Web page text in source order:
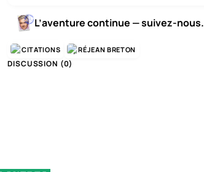
L’aventure continue — suivez-nous.
CITATIONS RÉJEAN BRETON
DISCUSSION (0)